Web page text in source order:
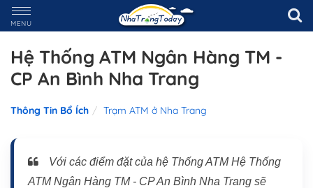
MENU
Hệ Thống ATM Ngân Hàng TM -
CP An Bình Nha Trang
Thông Tin Bổ Ích Trạm ATM ở Nha Trang
Với các điểm đặt của hệ Thống ATM Hệ Thống
ATM Ngân Hàng TM - CP An Bình Nha Trang sẽ